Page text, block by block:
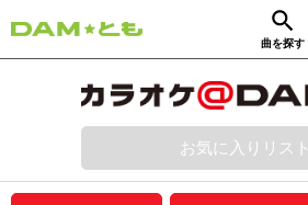
曲を探す
動画からさがす
ログイン
プレミアムサービス
お気に入りリスト